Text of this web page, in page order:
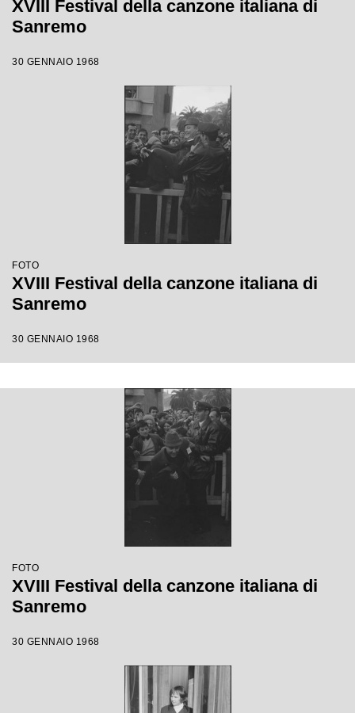
XVIII Festival della canzone italiana di
Sanremo
30 GENNAIO 1968
FOTO
XVIII Festival della canzone italiana di
Sanremo
30 GENNAIO 1968
FOTO
XVIII Festival della canzone italiana di
Sanremo
30 GENNAIO 1968